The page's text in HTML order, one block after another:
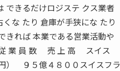
できるだけロジステ クス業者
な たり 倉庫が手狭にな たり
きれば 本業である営業活動や
業 員 数 売 上 高 スイス
９５億４８００スイスフラ